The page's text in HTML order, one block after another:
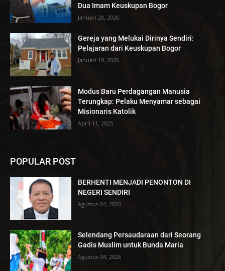
Dua Imam Keuskupan Bogor
Januari 20, 2026
Gereja yang Melukai Dirinya Sendiri:
Pelajaran dari Keuskupan Bogor
Januari 19, 2026
Modus Baru Perdagangan Manusia
Terungkap: Pelaku Menyamar sebagai
Misionaris Katolik
April 11, 2025
POPULAR POST
BERHENTI MENJADI PENONTON DI
NEGERI SENDIRI
Agustus 04, 2026
Selendang Persaudaraan dari Seorang
Gadis Muslim untuk Bunda Maria
Agustus 04, 2026